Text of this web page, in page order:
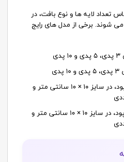
تعداد لایه ها و نوع بافت، در
شوند. برخی از مدل های رایج
گاز ۸ لایه با نخ تار و پود، در سایز ۱۰ × ۱۰ سانتی متر و
گاز ۱۶ لایه با نخ تار و پود، در سایز ۱۰ × ۱۰ سانتی متر و